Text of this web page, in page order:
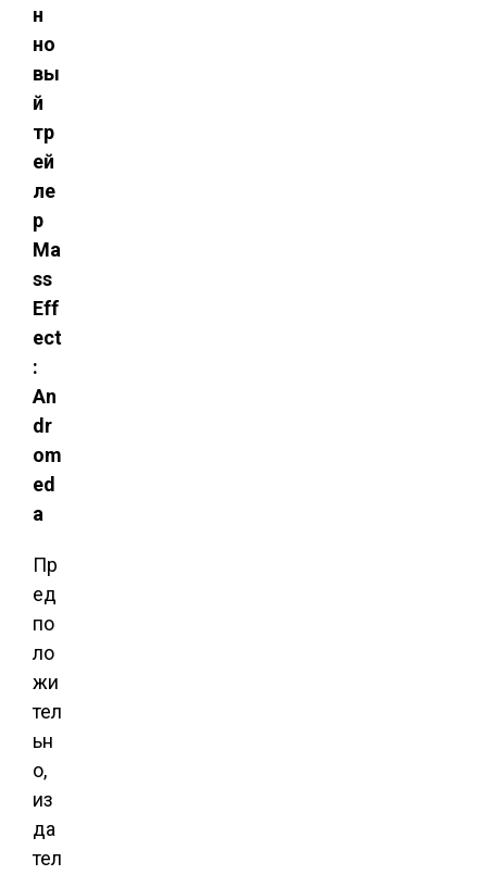
н
но
вы
й
тр
ей
ле
р
Ma
ss
Eff
ect
:
An
dr
om
ed
a
Пр
ед
по
ло
жи
тел
ьн
о,
из
да
тел